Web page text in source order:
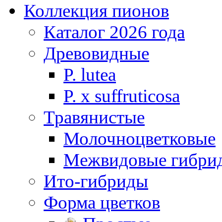
Коллекция пионов
Каталог 2026 года
Древовидные
P. lutea
P. х suffruticosa
Травянистые
Молочноцветковые
Межвидовые
Ито-гибриды
Форма цветков